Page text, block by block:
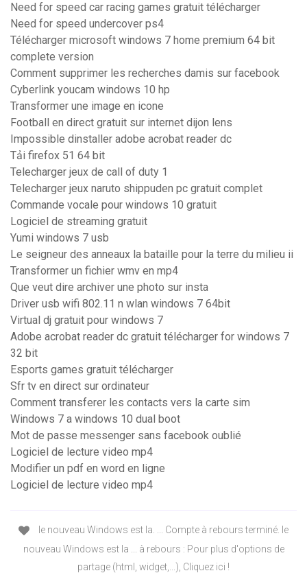
Need for speed car racing games gratuit télécharger
Need for speed undercover ps4
Télécharger microsoft windows 7 home premium 64 bit
complete version
Comment supprimer les recherches damis sur facebook
Cyberlink youcam windows 10 hp
Transformer une image en icone
Football en direct gratuit sur internet dijon lens
Impossible dinstaller adobe acrobat reader dc
Tải firefox 51 64 bit
Telecharger jeux de call of duty 1
Telecharger jeux naruto shippuden pc gratuit complet
Commande vocale pour windows 10 gratuit
Logiciel de streaming gratuit
Yumi windows 7 usb
Le seigneur des anneaux la bataille pour la terre du milieu ii
Transformer un fichier wmv en mp4
Que veut dire archiver une photo sur insta
Driver usb wifi 802.11 n wlan windows 7 64bit
Virtual dj gratuit pour windows 7
Adobe acrobat reader dc gratuit télécharger for windows 7
32 bit
Esports games gratuit télécharger
Sfr tv en direct sur ordinateur
Comment transferer les contacts vers la carte sim
Windows 7 a windows 10 dual boot
Mot de passe messenger sans facebook oublié
Logiciel de lecture video mp4
Modifier un pdf en word en ligne
Logiciel de lecture video mp4
le nouveau Windows est la. ... Compte à rebours terminé. le
nouveau Windows est la ... à rebours : Pour plus d'options de
partage (html, widget,...), Cliquez ici !